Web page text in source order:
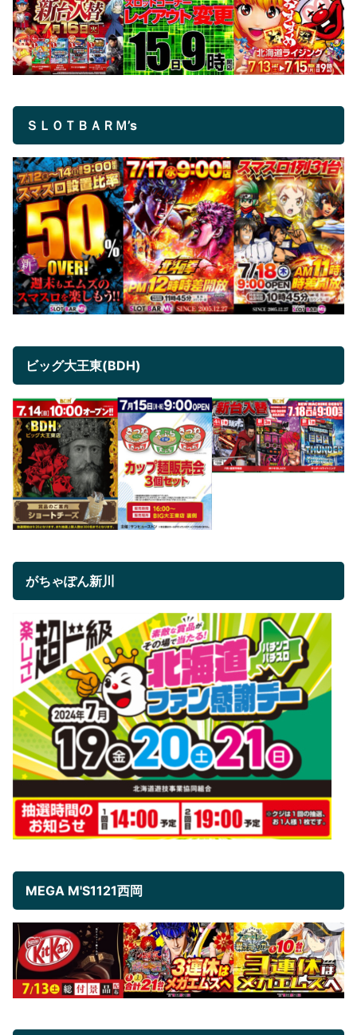
ＳＬＯＴＢＡＲＭ’s
ビッグ大王東(BDH)
がちゃぽん新川
MEGA M'S1121西岡